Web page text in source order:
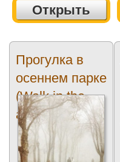
Открыть
Прогулка в
осеннем парке
(Walk in the
autumn park)